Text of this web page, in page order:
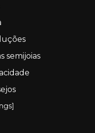
semijoias